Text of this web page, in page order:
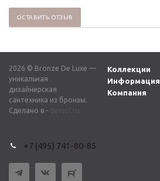
ОСТАВИТЬ ОТЗЫВ
2026 © Bronze De Luxe —
уникальная
дизайнерская
сантехника из бронзы.
Сделано в -
Коллекции
Информация
Компания
+7 (495) 741-80-85